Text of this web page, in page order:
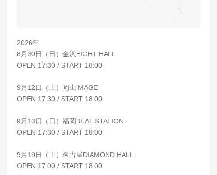
2026年
8月30日（日）金沢EIGHT HALL
OPEN 17:30 / START 18:00
9月12日（土）岡山IMAGE
OPEN 17:30 / START 18:00
9月13日（日）福岡BEAT STATION
OPEN 17:30 / START 18:00
9月19日（土）名古屋DIAMOND HALL
OPEN 17:00 / START 18:00